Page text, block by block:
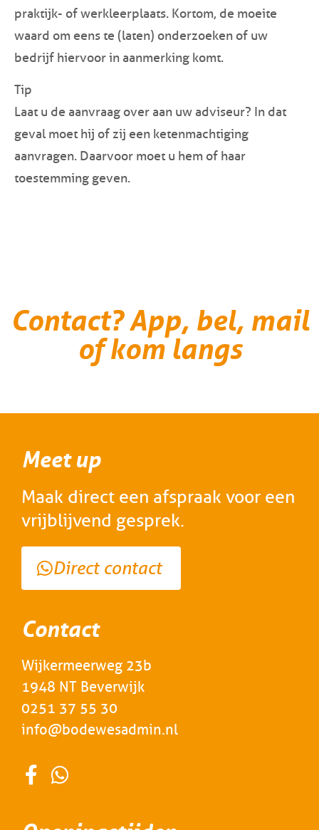
praktijk- of werkleerplaats. Kortom, de moeite
waard om eens te (laten) onderzoeken of uw
bedrijf hiervoor in aanmerking komt.
Tip
Laat u de aanvraag over aan uw adviseur? In dat
geval moet hij of zij een ketenmachtiging
aanvragen. Daarvoor moet u hem of haar
toestemming geven.
Contact? App, bel, mail
of kom langs
Meet up
Maak direct een afspraak voor een
vrijblijvend gesprek.
Direct contact
Contact
Wijkermeerweg 23b
1948 NT Beverwijk
0251 37 55 30
info@bodewesadmin.nl